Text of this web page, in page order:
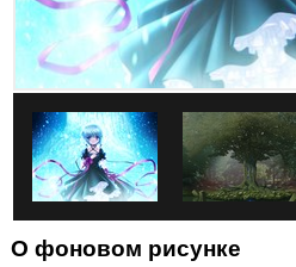
О фоновом рисунке